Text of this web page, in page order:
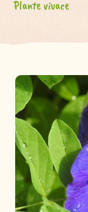
Plante vivace